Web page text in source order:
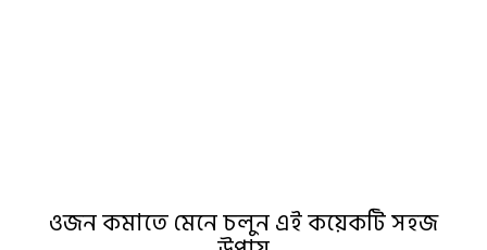
ওজন কমাতে মেনে চলুন এই কয়েকটি সহজ